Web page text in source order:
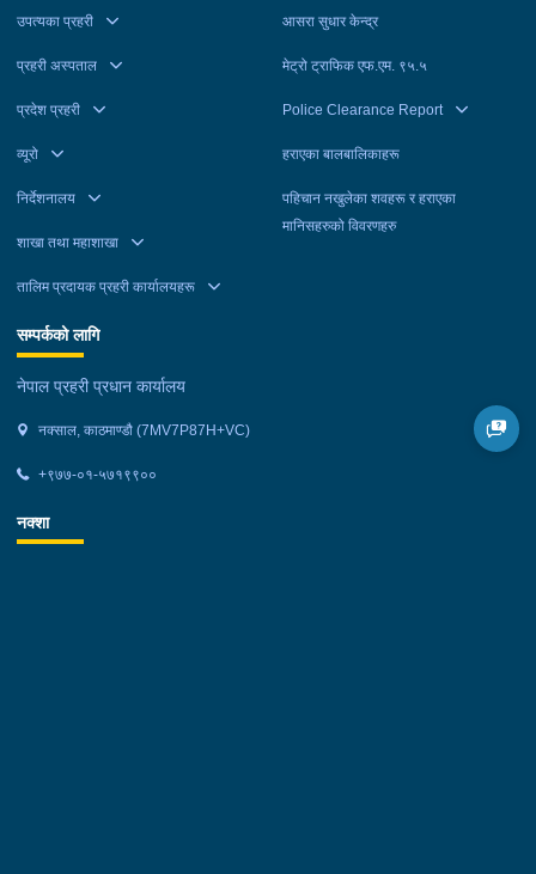
उपत्यका प्रहरी
प्रहरी अस्पताल
प्रदेश प्रहरी
व्यूरो
निर्देशनालय
शाखा तथा महाशाखा
तालिम प्रदायक प्रहरी कार्यालयहरू
आसरा सुधार केन्द्र
मेट्रो ट्राफिक एफ.एम. ९५.५
Police Clearance Report
हराएका बालबालिकाहरू
पहिचान नखुलेका शवहरू र हराएका
मानिसहरुको विवरणहरु
सम्पर्कको लागि
नेपाल प्रहरी प्रधान कार्यालय
नक्साल, काठमाण्डौ (7MV7P87H+VC)
+९७७-०१-५७१९९००
नक्शा